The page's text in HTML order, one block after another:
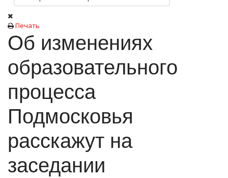
Печать
Об изменениях
образовательного
процесса
Подмосковья
расскажут на
заседании